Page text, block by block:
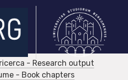
- Research output
- Book chapters